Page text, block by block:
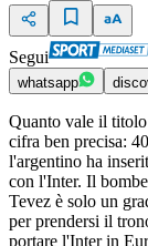
Segui
whatsapp
Quanto vale il
cifra ben precisa:
l'argentino ha
con l'Inter. Il
Tevez è solo un
per prendersi il
portare l'Inter in